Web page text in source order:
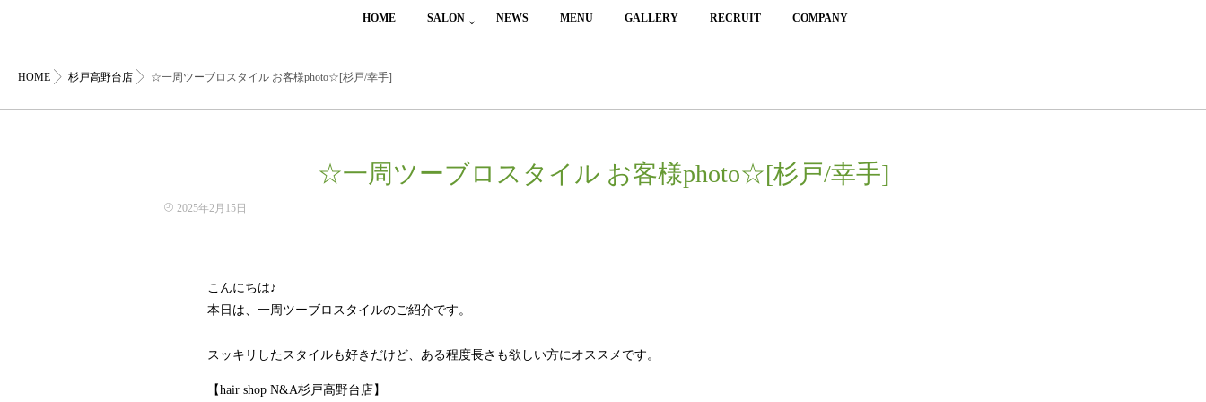
HOME SALON NEWS MENU GALLERY RECRUIT COMPANY
HOME 杉戸高野台店 ☆一周ツーブロスタイル お客様photo☆[杉戸/幸手]
☆一周ツーブロスタイル お客様photo☆[杉戸/幸手]
2025年2月15日
こんにちは♪
本日は、一周ツーブロスタイルのご紹介です。
スッキリしたスタイルも好きだけど、ある程度長さも欲しい方にオススメです。
【hair shop N&A杉戸高野台店】